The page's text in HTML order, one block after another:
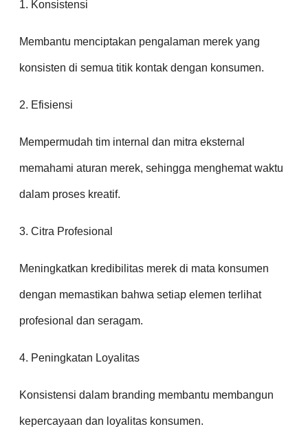
1. Konsistensi
Membantu menciptakan pengalaman merek yang
konsisten di semua titik kontak dengan konsumen.
2. Efisiensi
Mempermudah tim internal dan mitra eksternal
memahami aturan merek, sehingga menghemat waktu
dalam proses kreatif.
3. Citra Profesional
Meningkatkan kredibilitas merek di mata konsumen
dengan memastikan bahwa setiap elemen terlihat
profesional dan seragam.
4. Peningkatan Loyalitas
Konsistensi dalam branding membantu membangun
kepercayaan dan loyalitas konsumen.